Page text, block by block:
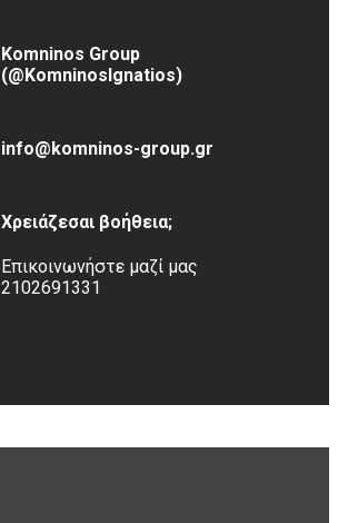
Komninos Group
(@KomninosIgnatios)
info@komninos-group.gr
Χρειάζεσαι βοήθεια;
Επικοινωνήστε μαζί μας
2102691331